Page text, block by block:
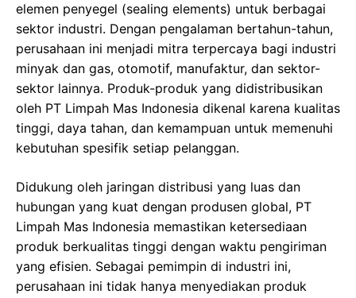
elemen penyegel (sealing elements) untuk berbagai
sektor industri. Dengan pengalaman bertahun-tahun,
perusahaan ini menjadi mitra terpercaya bagi industri
minyak dan gas, otomotif, manufaktur, dan sektor-
sektor lainnya. Produk-produk yang didistribusikan
oleh PT Limpah Mas Indonesia dikenal karena kualitas
tinggi, daya tahan, dan kemampuan untuk memenuhi
kebutuhan spesifik setiap pelanggan.
Didukung oleh jaringan distribusi yang luas dan
hubungan yang kuat dengan produsen global, PT
Limpah Mas Indonesia memastikan ketersediaan
produk berkualitas tinggi dengan waktu pengiriman
yang efisien. Sebagai pemimpin di industri ini,
perusahaan ini tidak hanya menyediakan produk